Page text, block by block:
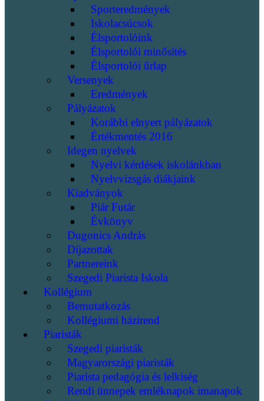
Sporteredmények
Iskolacsúcsok
Élsportolóink
Élsportolói minősítés
Élsportolói űrlap
Versenyek
Eredmények
Pályázatok
Korábbi elnyert pályázatok
Értékmentés 2016
Idegen nyelvek
Nyelvi kérdések iskolánkban
Nyelvvizsgás diákjaink
Kiadványok
Piár Futár
Évkönyv
Dugonics András
Díjazottak
Partnereink
Szegedi Piarista Iskola
Kollégium
Bemutatkozás
Kollégiumi házirend
Piaristák
Szegedi piaristák
Magyarországi piaristák
Piarista pedagógia és lelkiség
Rendi ünnepek emléknapok imanapok